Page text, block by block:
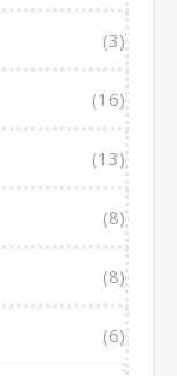
(3)
(16)
(13)
(8)
(8)
(6)